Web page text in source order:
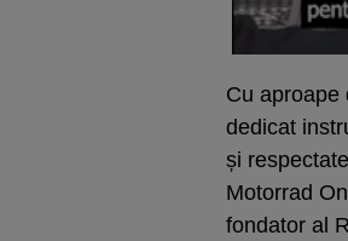
Cu aproape
dedicat
și
Motorrad
fondator al